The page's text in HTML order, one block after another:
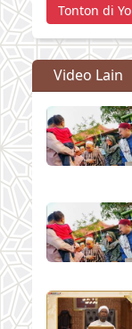
Tonton di
Video Lain